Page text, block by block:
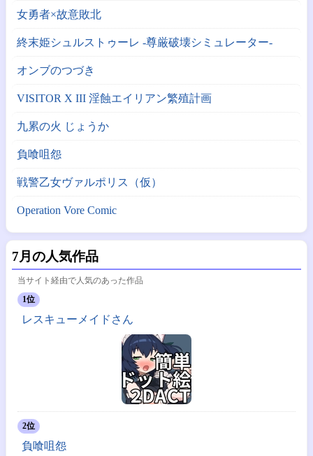
女勇者×故意敗北
終末姫シュルストゥーレ -尊厳破壊シミュレーター-
オンブのつづき
VISITOR X III 淫蝕エイリアン繁殖計画
九累の火 じょうか
負喰咀怨
戦警乙女ヴァルポリス（仮）
Operation Vore Comic
7月の人気作品
当サイト経由で人気のあった作品
1位
レスキューメイドさん
2位
負喰咀怨